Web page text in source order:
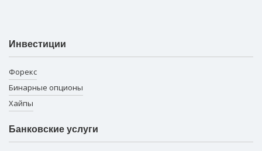
Инвестиции
Форекс
Бинарные опционы
Хайпы
Банковские услуги